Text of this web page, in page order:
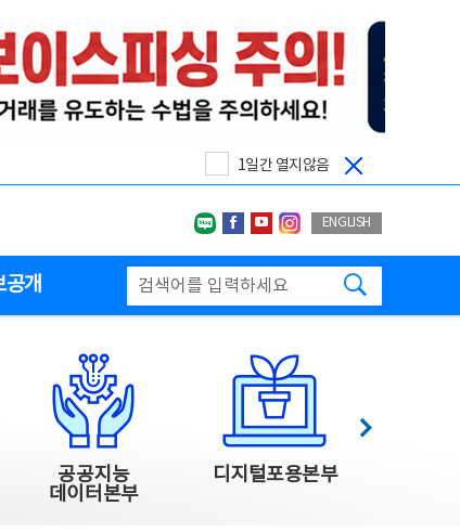
1일간 열지않음
네이버블로그
페이스북
유투브인스타그랩
ENGLISH
공개
공공지능
데이터본부
디지털포용본부
다음